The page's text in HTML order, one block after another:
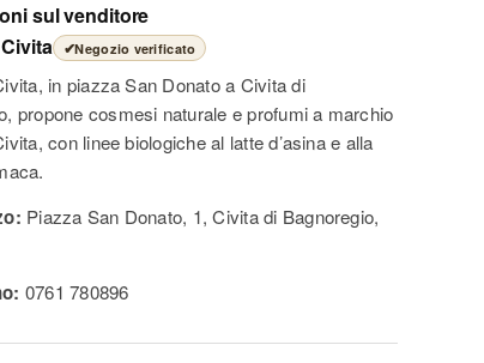
sul venditore
✔Negozio verificato
in piazza San Donato a Civita di
propone cosmesi naturale e profumi a marchio
con linee biologiche al latte d’asina e alla
Piazza San Donato, 1, Civita di Bagnoregio,
0761 780896